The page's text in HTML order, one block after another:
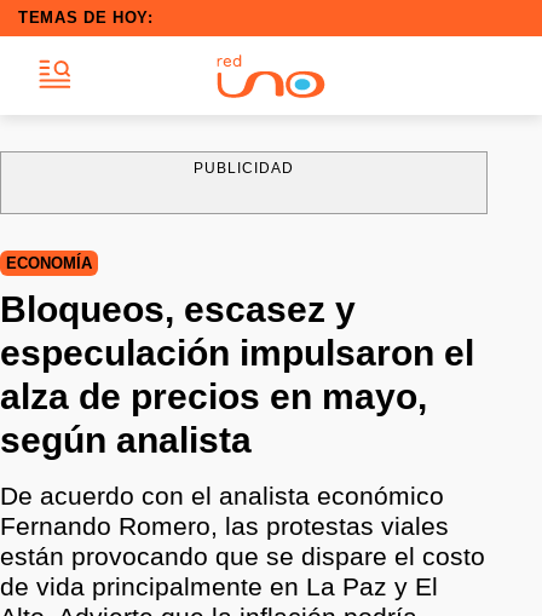
TEMAS DE HOY:
PUBLICIDAD
ECONOMÍA
Bloqueos, escasez y
especulación impulsaron el
alza de precios en mayo,
según analista
De acuerdo con el analista económico
Fernando Romero, las protestas viales
están provocando que se dispare el costo
de vida principalmente en La Paz y El